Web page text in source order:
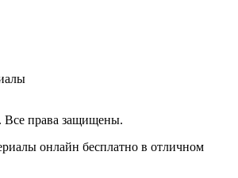
Все права защищены.
онлайн бесплатно в отличном